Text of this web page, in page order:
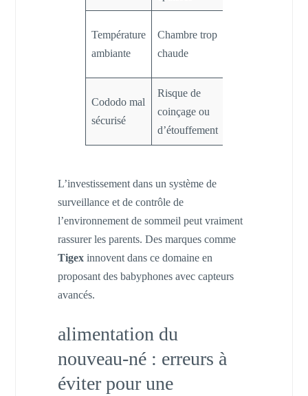
Température
ambiante
Chambre trop
chaude
Cododo mal
sécurisé
Risque de
coinçage ou
d’étouffement
L’investissement dans un système de
surveillance et de contrôle de
l’environnement de sommeil peut vraiment
rassurer les parents. Des marques comme
Tigexinnovent dans ce domaine en
proposant des babyphones avec capteurs
avancés.
alimentation du
nouveau-né : erreurs à
éviter pour une